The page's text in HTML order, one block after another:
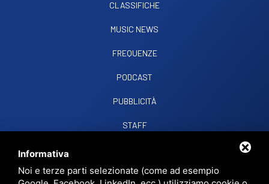
CLASSIFICHE
MUSIC NEWS
FREQUENZE
PODCAST
PUBBLICITÀ
STAFF
Informativa
Noi e terze parti selezionate (come ad esempio